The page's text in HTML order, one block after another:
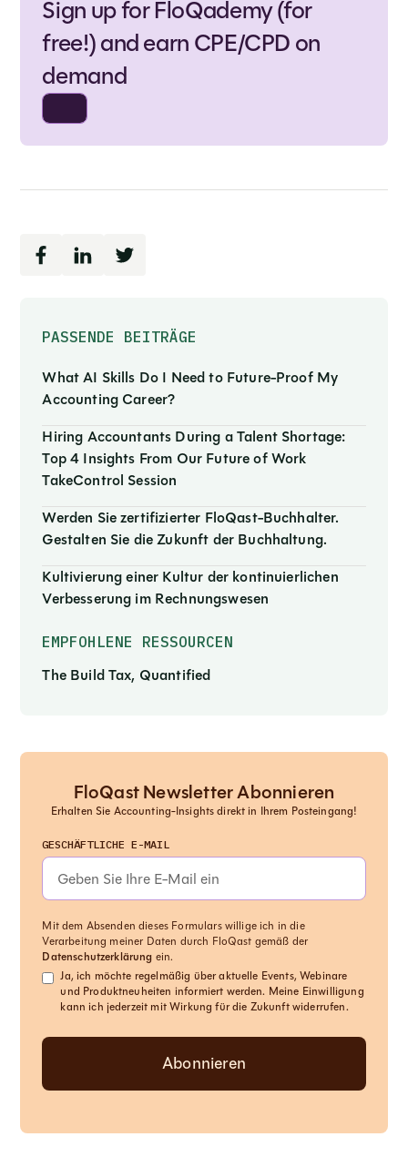
PASSENDE BEITRÄGE
What AI Skills Do I Need to Future-Proof My
Accounting Career?
Hiring Accountants During a Talent Shortage:
Top 4 Insights From Our Future of Work
TakeControl Session
Werden Sie zertifizierter FloQast-Buchhalter.
Gestalten Sie die Zukunft der Buchhaltung.
Kultivierung einer Kultur der kontinuierlichen
Verbesserung im Rechnungswesen
EMPFOHLENE RESSOURCEN
The Build Tax, Quantified
FloQast Newsletter Abonnieren
Erhalten Sie Accounting-Insights direkt in Ihrem Posteingang!
GESCHÄFTLICHE E-MAIL
Mit dem Absenden dieses Formulars willige ich in die
Verarbeitung meiner Daten durch FloQast gemäß der
Datenschutzerklärung ein.
Ja, ich möchte regelmäßig über aktuelle Events, Webinare
und Produktneuheiten informiert werden. Meine Einwilligung
kann ich jederzeit mit Wirkung für die Zukunft widerrufen.
Sign up for FloQademy (for
free!) and earn CPE/CPD on
demand